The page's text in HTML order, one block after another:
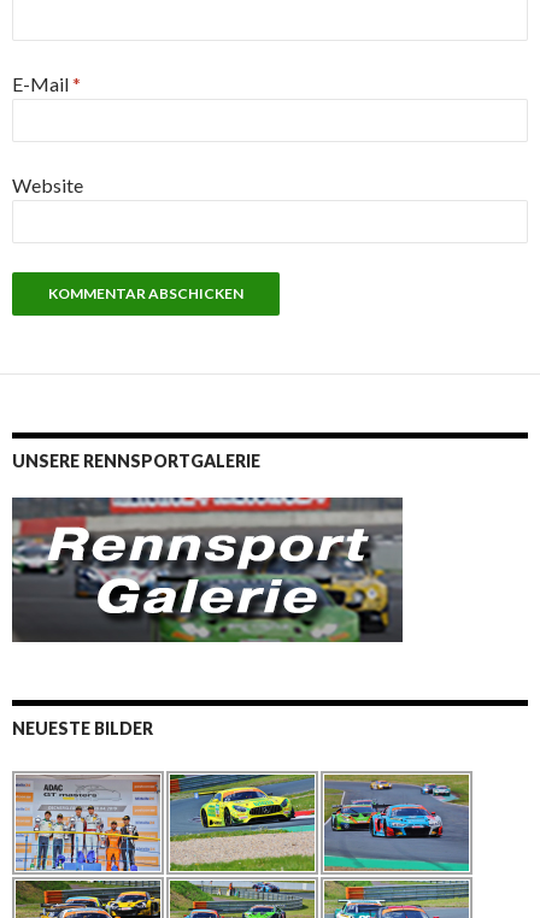
E-Mail*
Website
UNSERE RENNSPORTGALERIE
NEUESTE BILDER